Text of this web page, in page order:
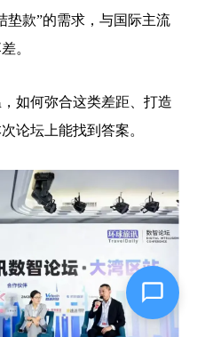
垫款”的需求，与国际主流
。
如何弥合这类差距、打造
论坛上能找到答案。